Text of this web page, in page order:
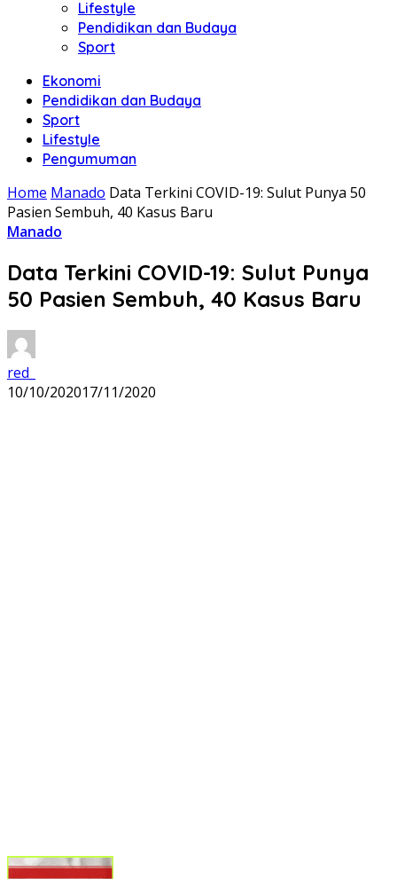
Lifestyle
Pendidikan dan Budaya
Sport
Ekonomi
Pendidikan dan Budaya
Sport
Lifestyle
Pengumuman
Home Manado Data Terkini COVID-19: Sulut Punya 50
Pasien Sembuh, 40 Kasus Baru
Manado
Data Terkini COVID-19: Sulut Punya
50 Pasien Sembuh, 40 Kasus Baru
red_
10/10/202017/11/2020